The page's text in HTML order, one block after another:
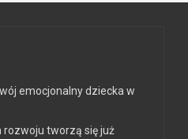
emocjonalny dziecka w
rozwoju tworzą się już